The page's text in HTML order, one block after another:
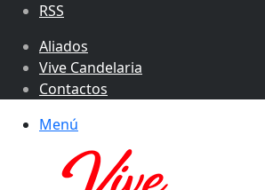
RSS
Aliados
Vive Candelaria
Contactos
Menú